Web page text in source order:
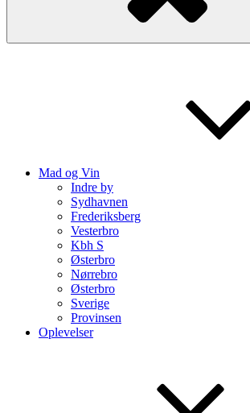
Mad og Vin
Indre by
Sydhavnen
Frederiksberg
Vesterbro
Kbh S
Østerbro
Nørrebro
Østerbro
Sverige
Provinsen
Oplevelser